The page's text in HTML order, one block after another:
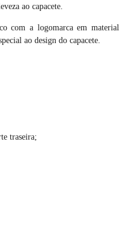
ao capacete.
com a logomarca em material
ao design do capacete.
traseira;